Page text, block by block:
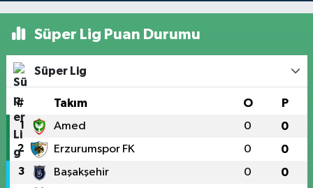
Süper Lig Puan Durumu
Süper Lig
# Takım O P
1 Amed 0 0
2 Erzurumspor FK 0 0
3 Başakşehir 0 0